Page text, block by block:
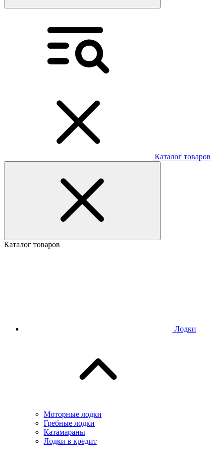
Каталог товаров
Каталог товаров
Лодки
Моторные лодки
Гребные лодки
Катамараны
Лодки в кредит